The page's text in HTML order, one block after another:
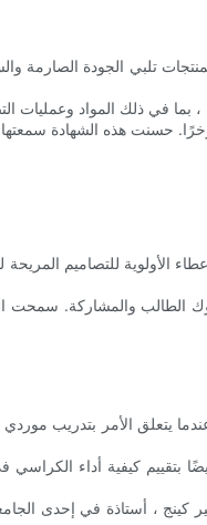
الأولوية للتصاميم
عندما يتعلق الأمر بتدريب
أيضًا بتقييم كيفية أداء
كينج ، أستاذة في إحدى